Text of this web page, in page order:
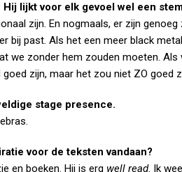
Hij lijkt voor elk gevoel wel een
zijn. En nogmaals, er zijn
bij past. Als het een meer black
we zonder hem zouden moeten.
zijn, maar het zou niet ZO goed
stage presence.
voor de teksten vandaan?
en boeken. Hij is erg well read. Ik